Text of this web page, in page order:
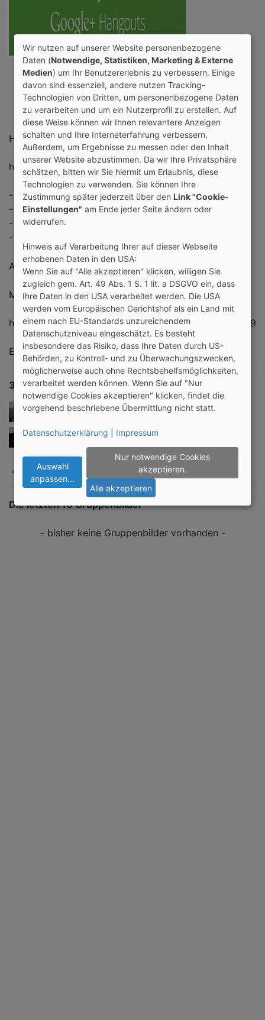
Dieser Gruppe beitreten
Forum 1
Bilder
Hallo Leute,
hier in dieser Gruppe kann man...
- Personen suchen
- Diskutieren
- Fragen stellen
- Bilder rein setzen
Also werde jetzt ein Mitglied von "Hangouts"!
Mein Profillink hier:
https://plus.google.com/u/0/106238797882068881769
Euer Kevin1997
3 Mitglieder
Kevin1997
Manuelsn
Nadina
Die letzten 10 Gruppenbilder
- bisher keine Gruppenbilder vorhanden -
Wir nutzen auf unserer Website personenbezogene
Daten (Notwendige, Statistiken, Marketing & Externe
Medien) um Ihr Benutzererlebnis zu verbessern. Einige
davon sind essenziell, andere nutzen Tracking-
Technologien von Dritten, um personenbezogene Daten
zu verarbeiten und um ein Nutzerprofil zu erstellen. Auf
diese Weise können wir Ihnen relevantere Anzeigen
schalten und Ihre Interneterfahrung verbessern.
Außerdem, um Ergebnisse zu messen oder den Inhalt
unserer Website abzustimmen. Da wir Ihre Privatsphäre
schätzen, bitten wir Sie hiermit um Erlaubnis, diese
Technologien zu verwenden. Sie können Ihre
Zustimmung später jederzeit über den Link "Cookie-
Einstellungen" am Ende jeder Seite ändern oder
widerrufen.
Hinweis auf Verarbeitung Ihrer auf dieser Webseite
erhobenen Daten in den USA:
Wenn Sie auf "Alle akzeptieren" klicken, willigen Sie
zugleich gem. Art. 49 Abs. 1 S. 1 lit. a DSGVO ein, dass
Ihre Daten in den USA verarbeitet werden. Die USA
werden vom Europäischen Gerichtshof als ein Land mit
einem nach EU-Standards unzureichendem
Datenschutzniveau eingeschätzt. Es besteht
insbesondere das Risiko, dass Ihre Daten durch US-
Behörden, zu Kontroll- und zu Überwachungszwecken,
möglicherweise auch ohne Rechtsbehelfsmöglichkeiten,
verarbeitet werden können. Wenn Sie auf "Nur
notwendige Cookies akzeptieren" klicken, findet die
vorgehend beschriebene Übermittlung nicht statt.
Datenschutzerklärung Impressum
Auswahl
anpassen...
Nur notwendige Cookies
akzeptieren.
Alle akzeptieren